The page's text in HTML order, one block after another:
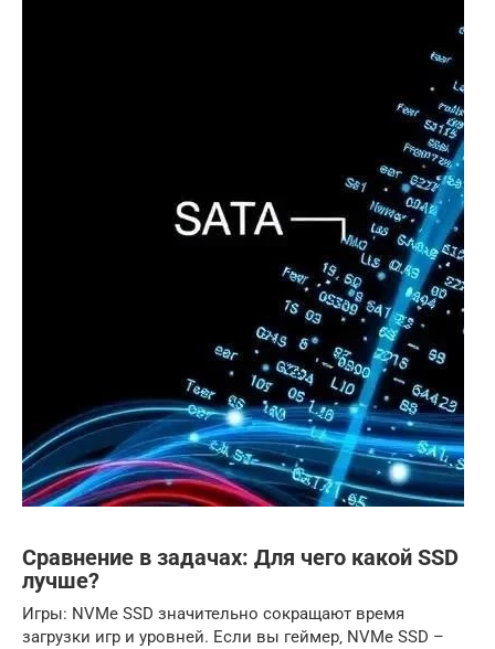
Сравнение в задачах: Для чего какой SSD
лучше?
Игры: NVMe SSD значительно сокращают время
загрузки игр и уровней. Если вы геймер‚ NVMe SSD –